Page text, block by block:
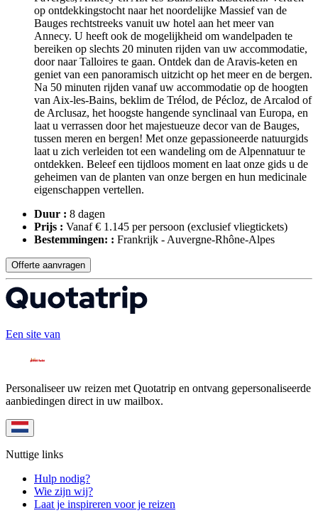
op ontdekkingstocht naar het noordelijke Massief van de
Bauges rechtstreeks vanuit uw hotel aan het meer van
Annecy. U heeft ook de mogelijkheid om wandelpaden te
bereiken op slechts 20 minuten rijden van uw accommodatie,
door naar Talloires te gaan. Ontdek dan de Aravis-keten en
geniet van een panoramisch uitzicht op het meer en de bergen.
Na 50 minuten rijden vanaf uw accommodatie op de hoogten
van Aix-les-Bains, beklim de Trélod, de Pécloz, de Arcalod of
de Arclusaz, het hoogste hangende synclinaal van Europa, en
laat u verrassen door het majestueuze decor van de Bauges,
tussen meren en bergen! Met onze gepassioneerde natuurgids
laat u zich verleiden tot een wandeling om de Alpennatuur te
ontdekken. Beleef een tijdloos moment en laat onze gids u de
geheimen van de planten van onze bergen en hun medicinale
eigenschappen vertellen.
Duur : 8 dagen
Prijs : Vanaf € 1.145 per persoon (exclusief vliegtickets)
Bestemmingen: : Frankrijk - Auvergne-Rhône-Alpes
Offerte aanvragen
Een site van
Personaliseer uw reizen met Quotatrip en ontvang gepersonaliseerde
aanbiedingen direct in uw mailbox.
Nuttige links
Hulp nodig?
Wie zijn wij?
Laat je inspireren voor je reizen